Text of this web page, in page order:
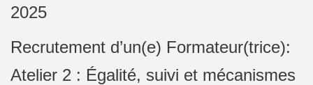
2025
Recrutement d’un(e) Formateur(trice):
Atelier 2 : Égalité, suivi et mécanismes